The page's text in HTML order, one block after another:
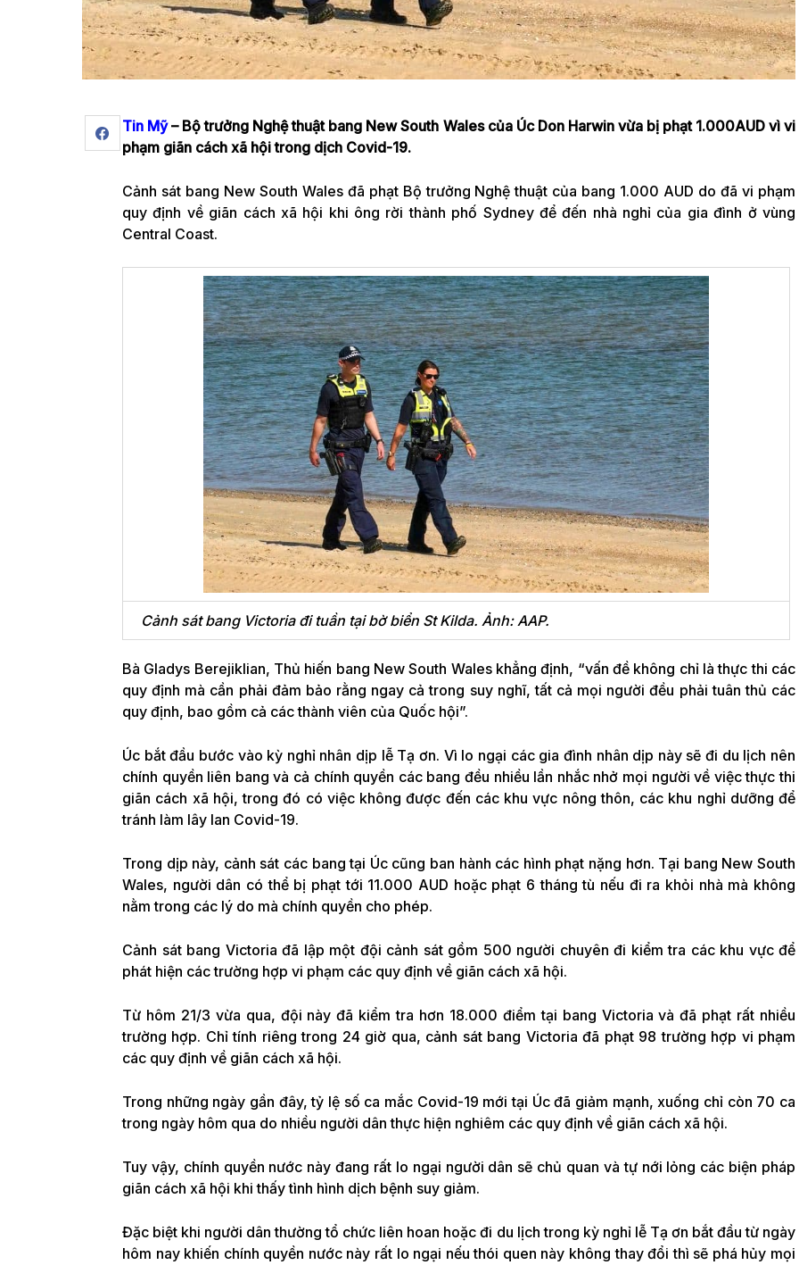
Tin Mỹ– Bộ trưởng Nghệ thuật bang New South Wales của Úc Don Harwin vừa bị phạt 1.000AUD vì vi
phạm giãn cách xã hội trong dịch Covid-19.
Cảnh sát bang New South Wales đã phạt Bộ trưởng Nghệ thuật của bang 1.000 AUD do đã vi phạm
quy định về giãn cách xã hội khi ông rời thành phố Sydney để đến nhà nghỉ của gia đình ở vùng
Central Coast.
Cảnh sát bang Victoria đi tuần tại bờ biển St Kilda. Ảnh: AAP.
Bà Gladys Berejiklian, Thủ hiến bang New South Wales khẳng định, “vấn đề không chỉ là thực thi các
quy định mà cần phải đảm bảo rằng ngay cả trong suy nghĩ, tất cả mọi người đều phải tuân thủ các
quy định, bao gồm cả các thành viên của Quốc hội”.
Úc bắt đầu bước vào kỳ nghỉ nhân dịp lễ Tạ ơn. Vì lo ngại các gia đình nhân dịp này sẽ đi du lịch nên
chính quyền liên bang và cả chính quyền các bang đều nhiều lần nhắc nhở mọi người về việc thực thi
giãn cách xã hội, trong đó có việc không được đến các khu vực nông thôn, các khu nghỉ dưỡng để
tránh làm lây lan Covid-19.
Trong dịp này, cảnh sát các bang tại Úc cũng ban hành các hình phạt nặng hơn. Tại bang New South
Wales, người dân có thể bị phạt tới 11.000 AUD hoặc phạt 6 tháng tù nếu đi ra khỏi nhà mà không
nằm trong các lý do mà chính quyền cho phép.
Cảnh sát bang Victoria đã lập một đội cảnh sát gồm 500 người chuyên đi kiểm tra các khu vực để
phát hiện các trường hợp vi phạm các quy định về giãn cách xã hội.
Từ hôm 21/3 vừa qua, đội này đã kiểm tra hơn 18.000 điểm tại bang Victoria và đã phạt rất nhiều
trường hợp. Chỉ tính riêng trong 24 giờ qua, cảnh sát bang Victoria đã phạt 98 trường hợp vi phạm
các quy định về giãn cách xã hội.
Trong những ngày gần đây, tỷ lệ số ca mắc Covid-19 mới tại Úc đã giảm mạnh, xuống chỉ còn 70 ca
trong ngày hôm qua do nhiều người dân thực hiện nghiêm các quy định về giãn cách xã hội.
Tuy vậy, chính quyền nước này đang rất lo ngại người dân sẽ chủ quan và tự nới lỏng các biện pháp
giãn cách xã hội khi thấy tình hình dịch bệnh suy giảm.
Đặc biệt khi người dân thường tổ chức liên hoan hoặc đi du lịch trong kỳ nghỉ lễ Tạ ơn bắt đầu từ ngày
hôm nay khiến chính quyền nước này rất lo ngại nếu thói quen này không thay đổi thì sẽ phá hủy mọi